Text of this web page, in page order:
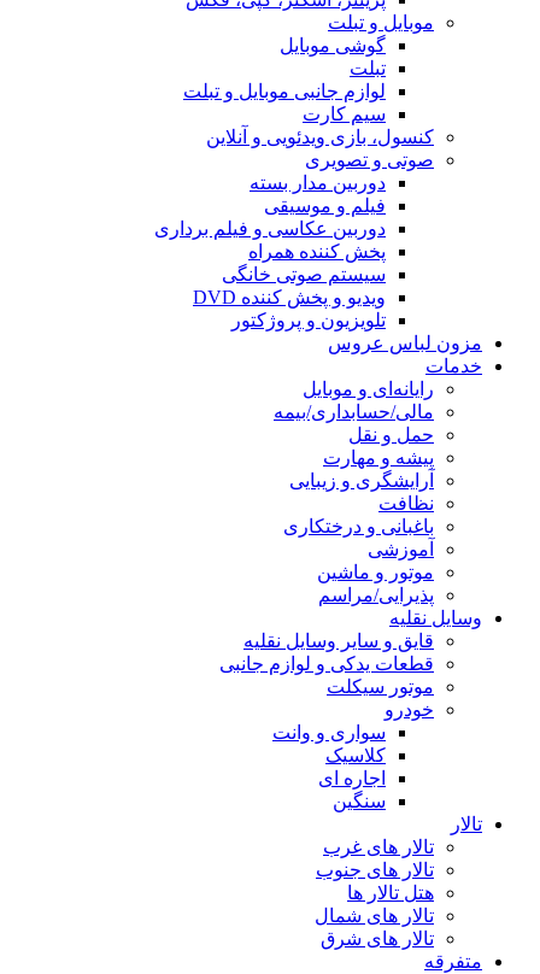
موبایل و تبلت
گوشی موبایل
تبلت
لوازم جانبی موبایل و تبلت
سیم کارت
کنسول، بازی‌ ویدئویی و آنلاین
صوتی و تصویری
دوربین مدار بسته
فیلم و موسیقی
دوربین عکاسی و فیلم برداری
پخش کننده همراه
سیستم صوتی خانگی
ویدیو و پخش کننده DVD
تلویزیون و پروژکتور
مزون لباس عروس
خدمات
رایانه‌ای و موبایل
مالی/حسابداری/بیمه
حمل و نقل
پیشه و مهارت
آرایشگری و زیبایی
نظافت
باغبانی و درختکاری
آموزشی
موتور و ماشین
پذیرایی/مراسم
وسایل نقلیه
قایق و سایر وسایل نقلیه
قطعات یدکی و لوازم جانبی
موتور سیکلت
خودرو
سواری و وانت
کلاسیک
اجاره ای
سنگین
تالار
تالار های غرب
تالار های جنوب
هتل تالار ها
تالار های شمال
تالار های شرق
متفرقه